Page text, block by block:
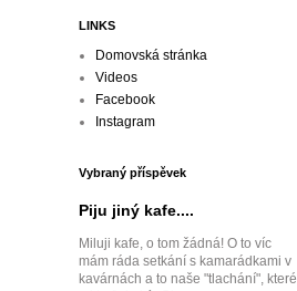
LINKS
Domovská stránka
Videos
Facebook
Instagram
Vybraný příspěvek
Piju jiný kafe....
Miluji kafe, o tom žádná! O to víc
mám ráda setkání s kamarádkami v
kavárnách a to naše "tlachání", které